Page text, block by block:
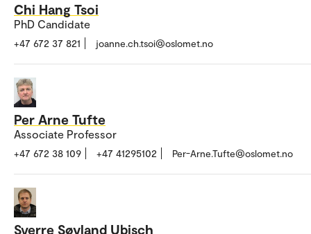
Chi Hang Tsoi
PhD Candidate
+47 672 37 821 joanne.ch.tsoi@oslomet.no
Per Arne Tufte
Associate Professor
+47 672 38 109 +47 41295102 Per-Arne.Tufte@oslomet.no
Sverre Søyland Ubisch